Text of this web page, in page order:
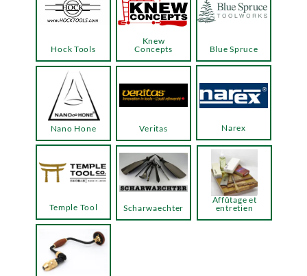
Hock Tools
Knew
Concepts
Temple Tool
Blue Spruce
Narex
Veritas
Nano Hone
Scharwaechter
Affûtage et
entretien